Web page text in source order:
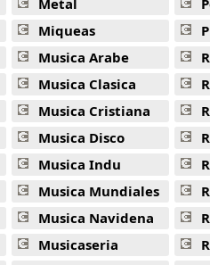
Metal
Miqueas
Musica Arabe
Musica Clasica
Musica Cristiana
Musica Disco
Musica Indu
Musica Mundiales
Musica Navidena
Musicaseria